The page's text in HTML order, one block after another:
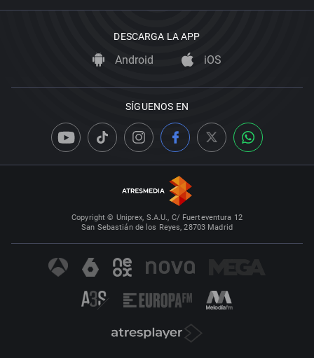
DESCARGA LA APP
Android iOS
SÍGUENOS EN
Copyright © Uniprex, S.A.U., C/ Fuerteventura 12
San Sebastián de los Reyes, 28703 Madrid